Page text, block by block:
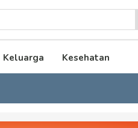
Keluarga Kesehatan